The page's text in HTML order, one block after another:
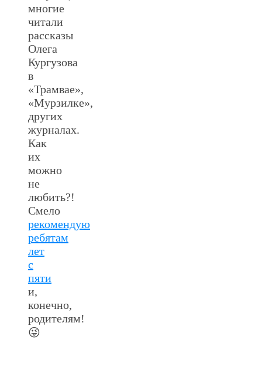
многие
читали
рассказы
Олега
Кургузова
в
«Трамвае»,
«Мурзилке»,
других
журналах.
Как
их
можно
не
любить?!
Смело
рекомендую
ребятам
лет
с
пяти
и,
конечно,
родителям!
😜